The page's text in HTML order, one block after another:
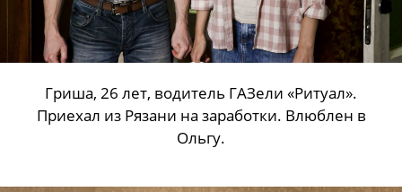
Гриша, 26 лет, водитель ГАЗели «Ритуал».
Приехал из Рязани на заработки. Влюблен в
Ольгу.